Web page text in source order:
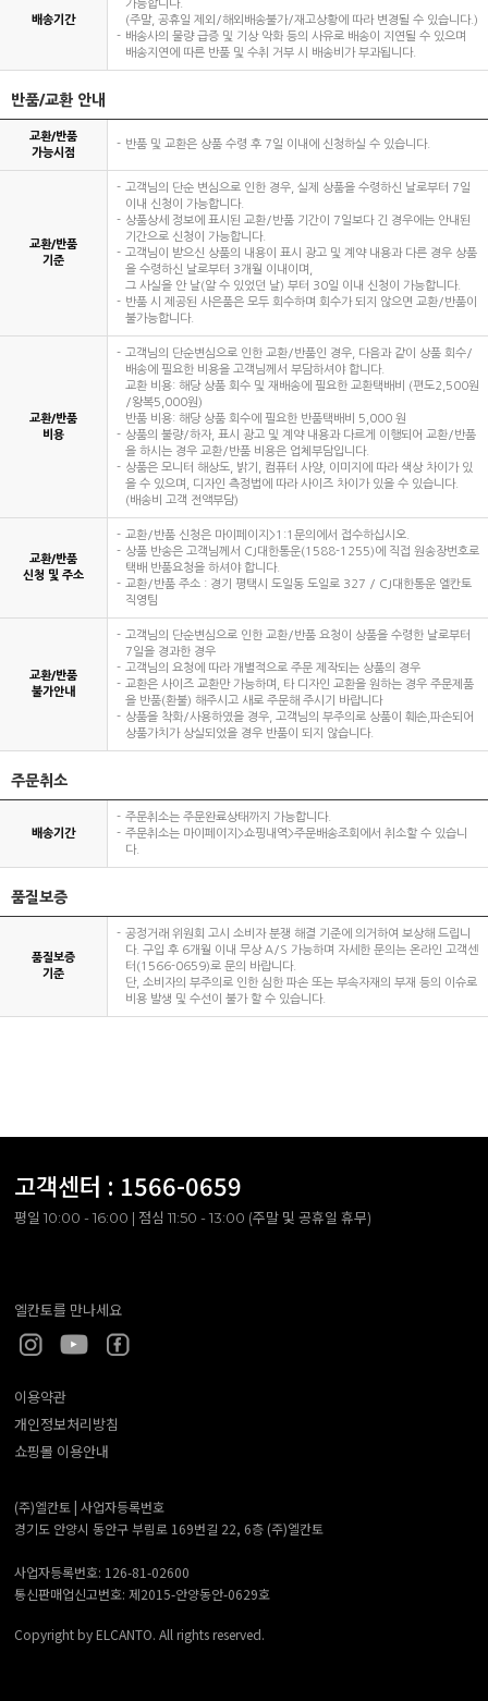
배송기간
가능합니다.
(주말, 공휴일 제외/해외배송불가/재고상황에 따라 변경될 수 있습니다.)
배송사의 물량 급증 및 기상 악화 등의 사유로 배송이 지연될 수 있으며
배송지연에 따른 반품 및 수취 거부 시 배송비가 부과됩니다.
반품/교환 안내
교환/반품
가능시점
반품 및 교환은 상품 수령 후 7일 이내에 신청하실 수 있습니다.
교환/반품
기준
고객님의 단순 변심으로 인한 경우, 실제 상품을 수령하신 날로부터 7일
이내 신청이 가능합니다.
상품상세 정보에 표시된 교환/반품 기간이 7일보다 긴 경우에는 안내된
기간으로 신청이 가능합니다.
고객님이 받으신 상품의 내용이 표시 광고 및 계약 내용과 다른 경우 상품
을 수령하신 날로부터 3개월 이내이며,
그 사실을 안 날(알 수 있었던 날) 부터 30일 이내 신청이 가능합니다.
반품 시 제공된 사은품은 모두 회수하며 회수가 되지 않으면 교환/반품이
불가능합니다.
교환/반품
비용
고객님의 단순변심으로 인한 교환/반품인 경우, 다음과 같이 상품 회수/
배송에 필요한 비용을 고객님께서 부담하셔야 합니다.
교환 비용: 해당 상품 회수 및 재배송에 필요한 교환택배비 (편도2,500원
/왕복5,000원)
반품 비용: 해당 상품 회수에 필요한 반품택배비 5,000 원
상품의 불량/하자, 표시 광고 및 계약 내용과 다르게 이행되어 교환/반품
을 하시는 경우 교환/반품 비용은 업체부담입니다.
상품은 모니터 해상도, 밝기, 컴퓨터 사양, 이미지에 따라 색상 차이가 있
을 수 있으며, 디자인 측정법에 따라 사이즈 차이가 있을 수 있습니다.
(배송비 고객 전액부담)
교환/반품
신청 및 주소
교환/반품 신청은 마이페이지>1:1문의에서 접수하십시오.
상품 반송은 고객님께서 CJ대한통운(1588-1255)에 직접 원송장번호로
택배 반품요청을 하셔야 합니다.
교환/반품 주소 : 경기 평택시 도일동 도일로 327 / CJ대한통운 엘칸토
직영팀
교환/반품
불가안내
고객님의 단순변심으로 인한 교환/반품 요청이 상품을 수령한 날로부터
7일을 경과한 경우
고객님의 요청에 따라 개별적으로 주문 제작되는 상품의 경우
교환은 사이즈 교환만 가능하며, 타 디자인 교환을 원하는 경우 주문제품
을 반품(환불) 해주시고 새로 주문해 주시기 바랍니다
상품을 착화/사용하였을 경우, 고객님의 부주의로 상품이 훼손,파손되어
상품가치가 상실되었을 경우 반품이 되지 않습니다.
주문취소
배송기간
주문취소는 주문완료상태까지 가능합니다.
주문취소는 마이페이지>쇼핑내역>주문배송조회에서 취소할 수 있습니
다.
품질보증
품질보증
기준
공정거래 위원회 고시 소비자 분쟁 해결 기준에 의거하여 보상해 드립니
다. 구입 후 6개월 이내 무상 A/S 가능하며 자세한 문의는 온라인 고객센
터(1566-0659)로 문의 바랍니다.
단, 소비자의 부주의로 인한 심한 파손 또는 부속자재의 부재 등의 이슈로
비용 발생 및 수선이 불가 할 수 있습니다.
고객센터 : 1566-0659
평일 10:00 - 16:00 | 점심 11:50 - 13:00 (주말 및 공휴일 휴무)
엘칸토를 만나세요
이용약관
개인정보처리방침
쇼핑몰 이용안내
(주)엘칸토 | 사업자등록번호
경기도 안양시 동안구 부림로 169번길 22, 6층 (주)엘칸토
사업자등록번호: 126-81-02600
통신판매업신고번호: 제2015-안양동안-0629호
Copyright by ELCANTO. All rights reserved.